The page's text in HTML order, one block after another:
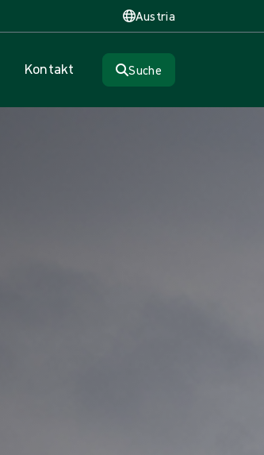
Austria
Kontakt Suche